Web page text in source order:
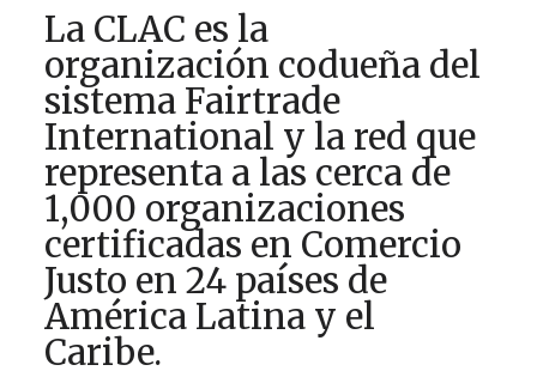
La CLAC es la
organización codueña del
sistema Fairtrade
International y la red que
representa a las cerca de
1,000 organizaciones
certificadas en Comercio
Justo en 24 países de
América Latina y el
Caribe.